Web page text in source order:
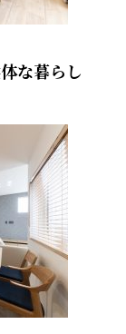
な暮らし